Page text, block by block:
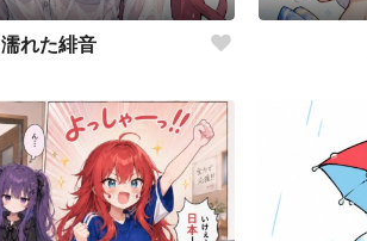
濡れた緋音